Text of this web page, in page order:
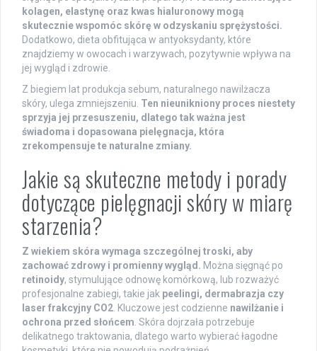
kolagen, elastynę oraz kwas hialuronowy mogą
skutecznie wspomóc skórę w odzyskaniu sprężystości.
Dodatkowo, dieta obfitująca w antyoksydanty, które
znajdziemy w owocach i warzywach, pozytywnie wpływa na
jej wygląd i zdrowie.
Z biegiem lat produkcja sebum, naturalnego nawilżacza
skóry, ulega zmniejszeniu. Ten nieunikniony proces niestety
sprzyja jej przesuszeniu, dlatego tak ważna jest
świadoma i dopasowana pielęgnacja, która
zrekompensuje te naturalne zmiany.
Jakie są skuteczne metody i porady
dotyczące pielęgnacji skóry w miarę
starzenia?
Z wiekiem skóra wymaga szczególnej troski, aby
zachować zdrowy i promienny wygląd. Można sięgnąć po
retinoidy, stymulujące odnowę komórkową, lub rozważyć
profesjonalne zabiegi, takie jak peelingi, dermabrazja czy
laser frakcyjny CO2 . Kluczowe jest codzienne nawilżanie i
ochrona przed słońcem . Skóra dojrzała potrzebuje
delikatnego traktowania, dlatego warto wybierać łagodne